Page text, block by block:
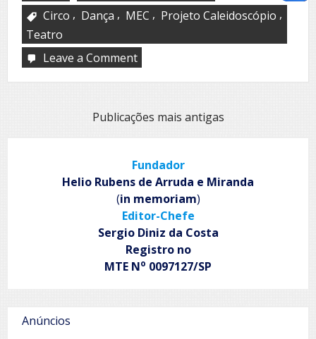
Circo , Dança , MEC , Projeto Caleidoscópio ,
Teatro
Leave a Commenton
Caleidoscópio
NavegaçãoPublicações mais antigas
Fundador
Helio Rubens de Arruda e Miranda
(in memoriam)
Editor-Chefe
Sergio Diniz da Costa
Registro no
MTE No 0097127/SP
Anúncios